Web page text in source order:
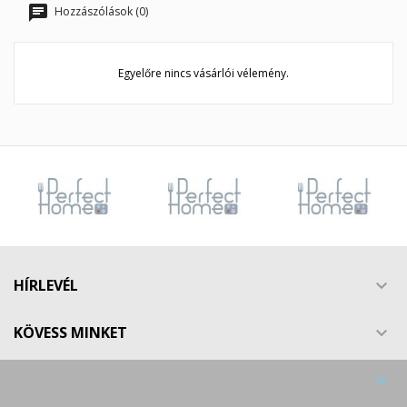
Hozzászólások (0)
Egyelőre nincs vásárlói vélemény.
HÍRLEVÉL 
KÖVESS MINKET 
